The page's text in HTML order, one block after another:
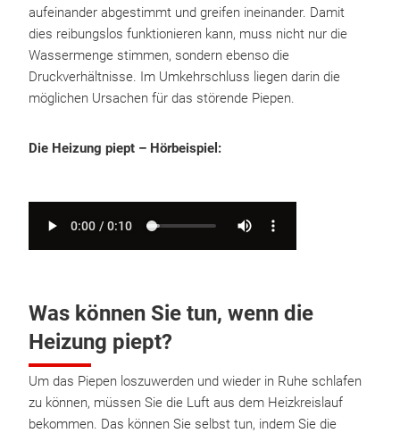
aufeinander abgestimmt und greifen ineinander. Damit
dies reibungslos funktionieren kann, muss nicht nur die
Wassermenge stimmen, sondern ebenso die
Druckverhältnisse. Im Umkehrschluss liegen darin die
möglichen Ursachen für das störende Piepen.
Die Heizung piept – Hörbeispiel:
Was können Sie tun, wenn die
Heizung piept?
Um das Piepen loszuwerden und wieder in Ruhe schlafen
zu können, müssen Sie die Luft aus dem Heizkreislauf
bekommen. Das können Sie selbst tun, indem Sie die